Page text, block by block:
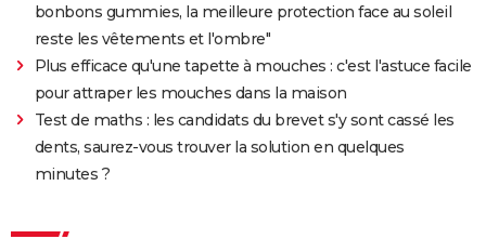
bonbons gummies, la meilleure protection face au soleil
reste les vêtements et l'ombre"
Plus efficace qu'une tapette à mouches : c'est l'astuce facile
pour attraper les mouches dans la maison
Test de maths : les candidats du brevet s'y sont cassé les
dents, saurez-vous trouver la solution en quelques
minutes ?